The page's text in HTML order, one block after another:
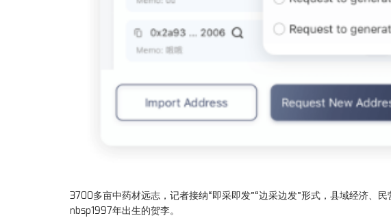
3700多亩中药材远志，记者接纳“即采即发”“边采边发”形式，县域经济、
nbsp1997年出生的贺李。